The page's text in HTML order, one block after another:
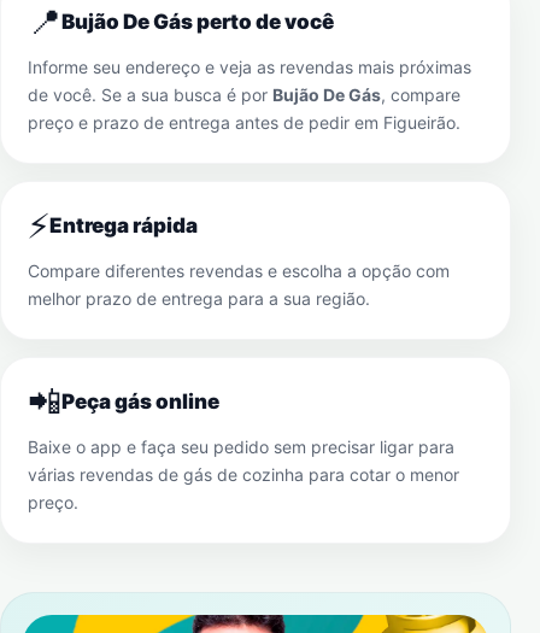
📍Bujão De Gás perto de você
Informe seu endereço e veja as revendas mais próximas
de você. Se a sua busca é por Bujão De Gás, compare
preço e prazo de entrega antes de pedir em Figueirão.
⚡Entrega rápida
Compare diferentes revendas e escolha a opção com
melhor prazo de entrega para a sua região.
📲Peça gás online
Baixe o app e faça seu pedido sem precisar ligar para
várias revendas de gás de cozinha para cotar o menor
preço.